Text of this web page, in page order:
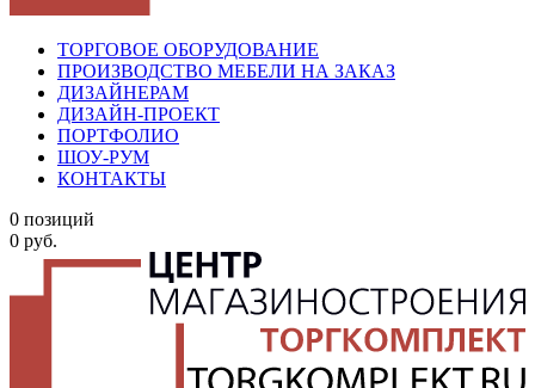
ТОРГОВОЕ ОБОРУДОВАНИЕ
ПРОИЗВОДСТВО МЕБЕЛИ НА ЗАКАЗ
ДИЗАЙНЕРАМ
ДИЗАЙН-ПРОЕКТ
ПОРТФОЛИО
ШОУ-РУМ
КОНТАКТЫ
0 позиций
0 руб.